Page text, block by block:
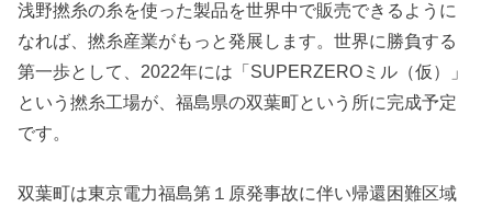
浅野撚糸の糸を使った製品を世界中で販売できるように
なれば、撚糸産業がもっと発展します。世界に勝負する
第一歩として、2022年には「SUPERZEROミル（仮）」
という撚糸工場が、福島県の双葉町という所に完成予定
です。
双葉町は東京電力福島第１原発事故に伴い帰還困難区域